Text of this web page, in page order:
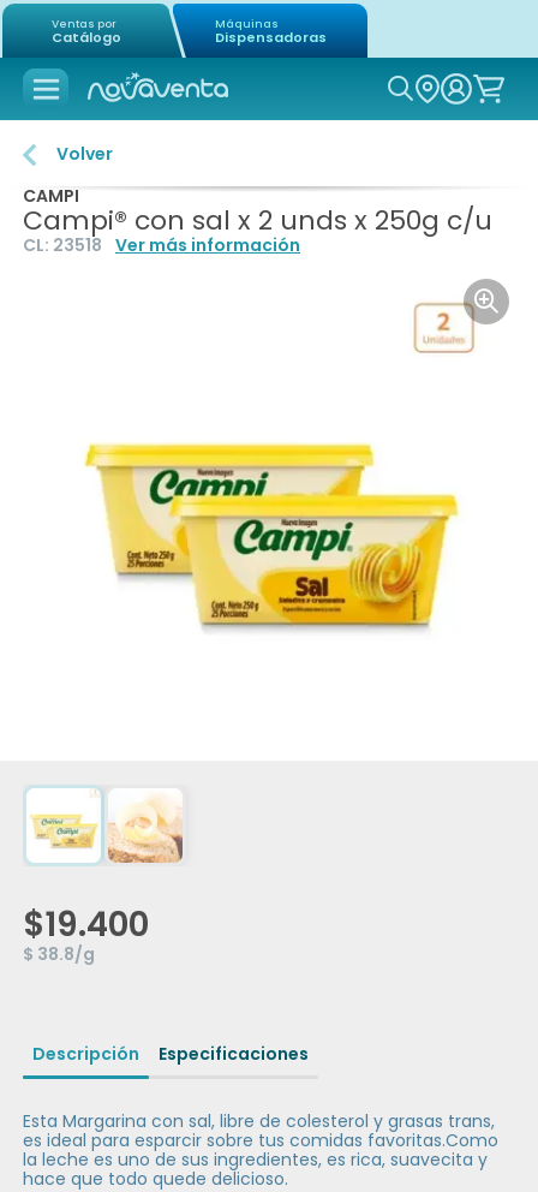
Ventas por
Catálogo
Máquinas
Dispensadoras
Icon of
Volver
CAMPI
Campi® con sal x 2 unds x 250g c/u
CL: 23518 Ver más información
Icon
$19.400
$ 38.8/g
Descripción Especificaciones
Esta Margarina con sal, libre de colesterol y grasas trans,
es ideal para esparcir sobre tus comidas favoritas.Como
la leche es uno de sus ingredientes, es rica, suavecita y
hace que todo quede delicioso.